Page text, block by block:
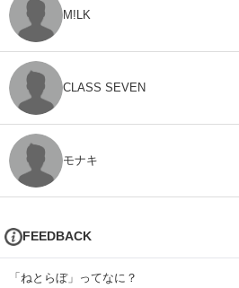
M!LK
CLASS SEVEN
モナキ
FEEDBACK
「ねとらぼ」ってなに？